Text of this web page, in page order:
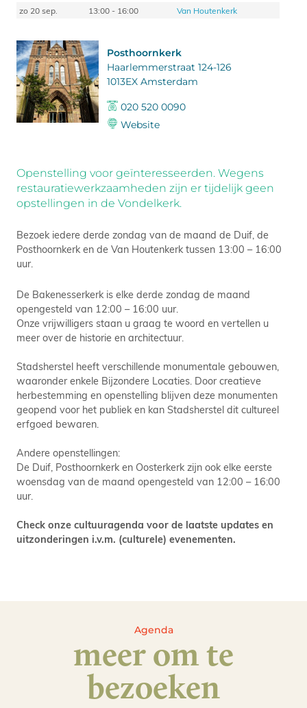
zo 20 sep.
13:00 - 16:00 Van Houtenkerk
Posthoornkerk
Haarlemmerstraat 124-126
1013EX Amsterdam
020 520 0090
Website
Openstelling voor geïnteresseerden. Wegens
restauratiewerkzaamheden zijn er tijdelijk geen
opstellingen in de Vondelkerk.
Bezoek iedere derde zondag van de maand de Duif, de
Posthoornkerk en de Van Houtenkerk tussen 13:00 – 16:00
uur.
De Bakenesserkerk is elke derde zondag de maand
opengesteld van 12:00 – 16:00 uur.
Onze vrijwilligers staan u graag te woord en vertellen u
meer over de historie en architectuur.
Stadsherstel heeft verschillende monumentale gebouwen,
waaronder enkele Bijzondere Locaties. Door creatieve
herbestemming en openstelling blijven deze monumenten
geopend voor het publiek en kan Stadsherstel dit cultureel
erfgoed bewaren.
Andere openstellingen:
De Duif, Posthoornkerk en Oosterkerk zijn ook elke eerste
woensdag van de maand opengesteld van 12:00 – 16:00
uur.
Check onze cultuuragenda voor de laatste updates en
uitzonderingen i.v.m. (culturele) evenementen.
Agenda
meer om te
bezoeken